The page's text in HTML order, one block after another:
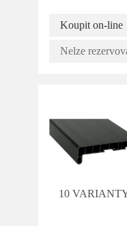
Koupit on-line
Nelze
10